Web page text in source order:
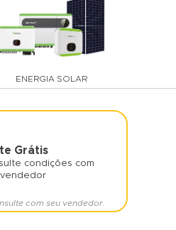
ENERGIA SOLAR
Grátis
condições com
com seu vendedor.